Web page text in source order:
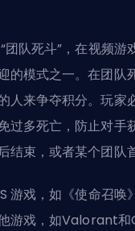
团队死斗”，在视频
的模式之一。在团队
人来争夺积分。玩家
过多死亡，防止对手
结束，或者某个团队
游戏，如《使命召唤》
游戏，如Valorant